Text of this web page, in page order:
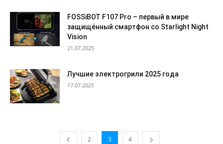
FOSSiBOT F107 Pro – первый в мире
защищённый смартфон со Starlight Night
Vision
21.07.2025
Лучшие электрогрили 2025 года
17.07.2025
2 3 4